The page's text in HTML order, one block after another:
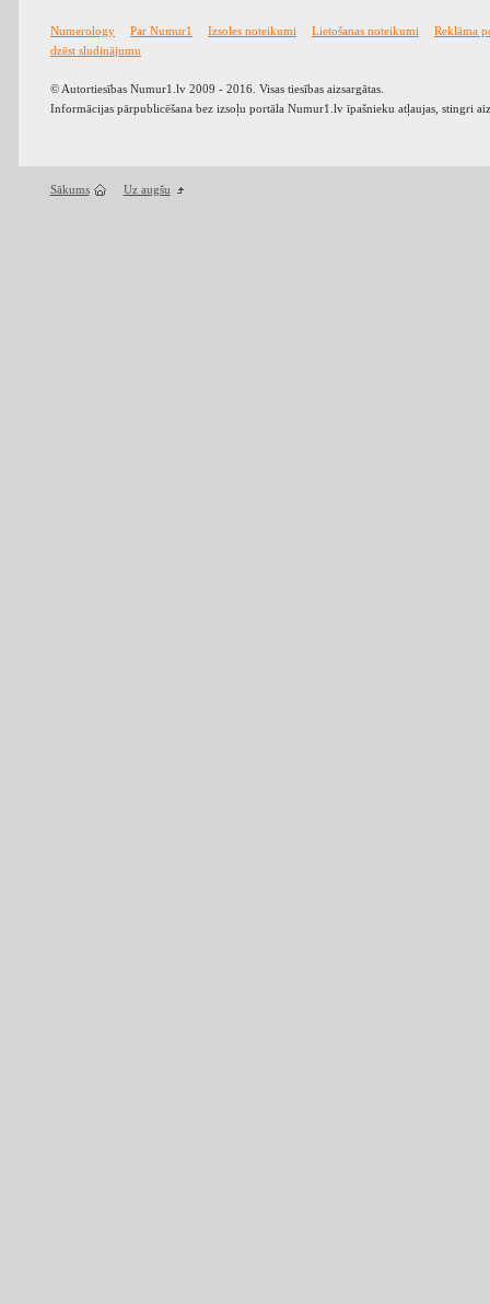
Numerology Par Numur1 Izsoles noteikumi Lietošanas noteikumi
Reklāma
dzēst sludinājumu
© Autortiesības Numur1.lv 2009 - 2016. Visas tiesības aizsargātas.
Informācijas pārpublicēšana bez izsoļu portāla Numur1.lv īpašnieku atļaujas, stingri
Sākums Uz augšu